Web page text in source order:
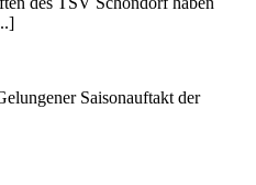
Saisonauftakt der